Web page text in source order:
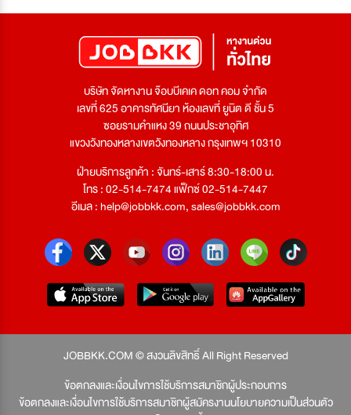
บริษัท จัดหางาน จ๊อบบีเคเค ดอท คอม จำกัด
เลขที่ 625 อาคารทัศนียา ห้องเลขที่ ยูนิต ดี ชั้น 5
ซอยรามคำแหง 39 ถนนประชาอุทิศ
แขวงวังทองหลางเขตวังทองหลาง กรุงเทพฯ 10310
ฝ่ายบริการลูกค้า : จันทร์-เสาร์ 8:30-18:00 น.
โทร : 02-514-7474 แฟ็กซ์ 02-514-7447
อีเมล :help@jobbkk.com,sales@jobbkk.com
JOBBKK.COM © สงวนลิขสิทธิ์ All Right Reserved
ข้อตกลงและเงื่อนไขการใช้บริการสมาชิกผู้ประกอบการ
ข้อตกลงและเงื่อนไขการใช้บริการสมาชิกผู้สมัครงานนโยบายความเป็นส่วนตัว